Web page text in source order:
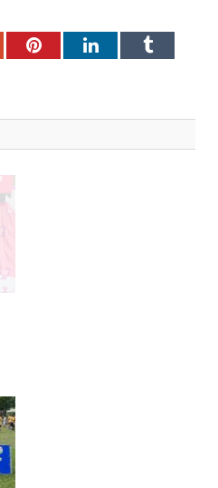
PinterestLinkedInTumblr